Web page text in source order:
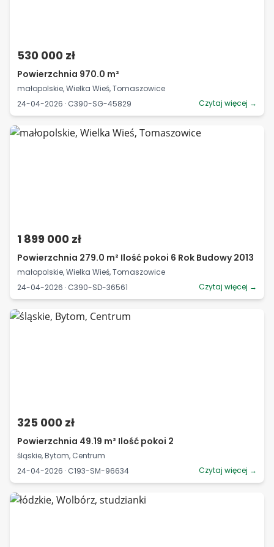
530 000 zł
Powierzchnia 970.0 m²
małopolskie, Wielka Wieś, Tomaszowice
24-04-2026 · C390-SG-45829
Czytaj więcej →
1 899 000 zł
Powierzchnia 279.0 m² Ilość pokoi 6 Rok Budowy 2013
małopolskie, Wielka Wieś, Tomaszowice
24-04-2026 · C390-SD-36561
Czytaj więcej →
325 000 zł
Powierzchnia 49.19 m² Ilość pokoi 2
śląskie, Bytom, Centrum
24-04-2026 · C193-SM-96634
Czytaj więcej →